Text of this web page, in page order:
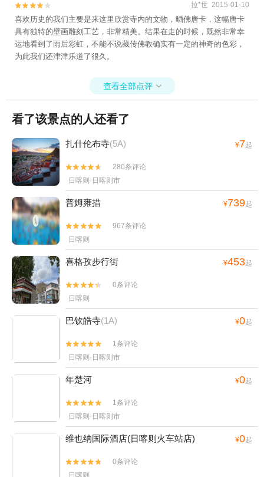

 拉*世 2015-01-10
喜欢历史的我们主要是来这里欣赏寺内的文物，晒佛唐卡，这幅唐卡
具有独特的壁画雕刻工艺，非常精美。结果在走的时候，既然非常幸
运地看到了雨后彩虹，不能不说藏传佛教确实有一定的神奇的色彩，
为此我们还津津乐道了很久。
查看全部点评 
看了该景点的人还看了
扎什伦布寺(5A) ¥7起


280条评论
日喀则·日喀则市
普姆雍措 ¥739起


967条评论
日喀则
喜格孜步行街 ¥453起


0条评论
日喀则
巴钦皓寺(1A) ¥0起


1条评论
日喀则·日喀则市
年楚河 ¥0起


1条评论
日喀则·日喀则市
维也纳国际酒店(日喀则火车站店) ¥0起


0条评论